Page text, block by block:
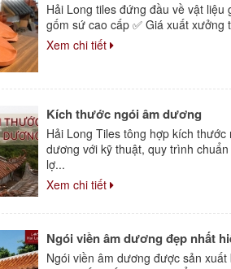
Hải Long tiles đứng đầu về vật
gốm sứ cao cấp ✅ Giá xuất xưởng
Xem chi tiết
Kích thước ngói âm dương
Hải Long Tiles tông hợp kích
dương với kỹ thuật, quy trình
lợ...
Xem chi tiết
Ngói viền âm dương đẹp nhất
Ngói viền âm dương được sản